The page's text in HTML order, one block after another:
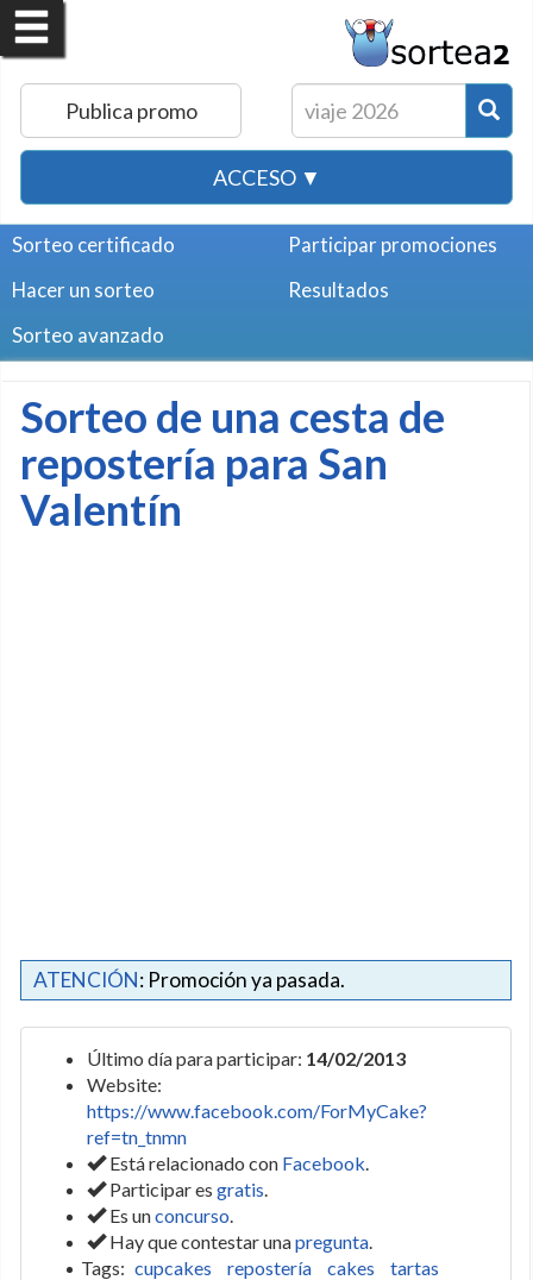
Publica promo
ACCESO ▼
Sorteo certificado
Hacer un sorteo
Sorteo avanzado
Participar promociones
Resultados
Sorteo de una cesta de
repostería para San
Valentín
ATENCIÓN: Promoción ya pasada.
Último día para participar: 14/02/2013
Website:
https://www.facebook.com/ForMyCake?
ref=tn_tnmn
Está relacionado con Facebook.
Participar es gratis.
Es unconcurso.
Hay que contestar unapregunta.
Tags: cupcakes repostería cakes
tartas